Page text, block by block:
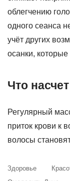
облегчению
одного сеанса
учёт других
осанки,
Что
Регулярный
приток крови к
волосы
Здоровье